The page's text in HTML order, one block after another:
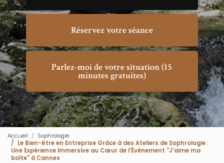
Réservez votre séance
Parlez-moi de votre situation (15
minutes gratuites)
Accueil
Sophrologie
Le Bien-être en Entreprise Grâce à des Ateliers de Sophrologie :
Une Expérience Immersive au Cœur de l’Événement "J'aime ma
boîte" à Cannes